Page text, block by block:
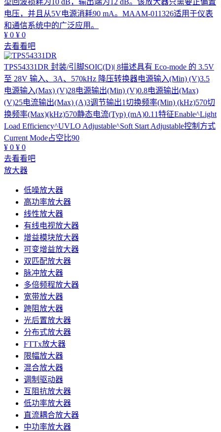
型回波损耗为10 dB，输出端为12 dB。该放大器只需要正偏置
电压，并且从5V电源消耗90 mA。MAAM-011326适用于仪表
和通信系统中的广泛应用。
¥ 0 ¥ 0
去看看吧
TPS54331DR 封装/引脚SOIC(D)| 8描述具有 Eco-mode 的 3.5V
至 28V 输入、3A、570kHz 降压转换器电源输入(Min) (V)3.5
电源输入(Max) (V)28电源输出(Min) (V)0.8电源输出(Max)
(V)25电流输出(Max) (A)3调节输出1切换频率(Min) (kHz)570切
换频率(Max)(kHz)570静态电流(Typ) (mA)0.11特征Enable^Light
Load Efficiency^UVLO Adjustable^Soft Start Adjustable控制方式
Current Mode占空比90
¥ 0 ¥ 0
去看看吧
放大器
低噪放大器
高功率放大器
线性放大器
有线电视放大器
增益模块放大器
可变增益放大器
双匹配放大器
脉冲放大器
多倍频程放大器
宽带放大器
跨阻放大器
光后置放大器
分布式放大器
FTTx放大器
限幅放大器
混合放大器
调制驱动器
互阻抗放大器
低功率放大器
直流耦合放大器
中功率放大器